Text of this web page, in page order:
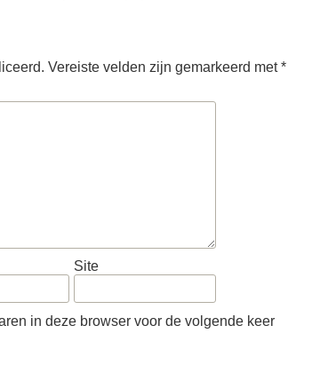
Vereiste velden zijn gemarkeerd met*
Site
in deze browser voor de volgende keer